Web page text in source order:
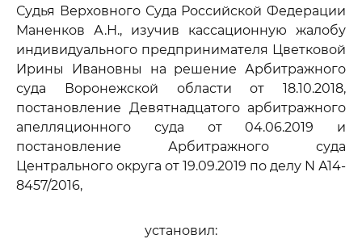
Судья Верховного Суда Российской Федерации
Маненков А.Н., изучив кассационную жалобу
индивидуального предпринимателя Цветковой
Ирины Ивановны на решение Арбитражного
суда Воронежской области от 18.10.2018,
постановление Девятнадцатого арбитражного
апелляционного суда от 04.06.2019 и
постановление Арбитражного суда
Центрального округа от 19.09.2019 по делу N А14-
8457/2016,
установил: